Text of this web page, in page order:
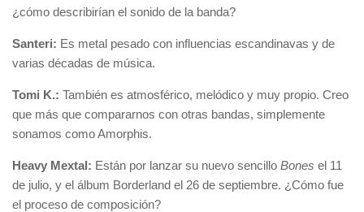
¿cómo describirían el sonido de la banda?
Santeri: Es metal pesado con influencias escandinavas y de
varias décadas de música.
Tomi K.: También es atmosférico, melódico y muy propio. Creo
que más que compararnos con otras bandas, simplemente
sonamos como Amorphis.
Heavy Mextal: Están por lanzar su nuevo sencillo Bones el 11
de julio, y el álbum Borderland el 26 de septiembre. ¿Cómo fue
el proceso de composición?